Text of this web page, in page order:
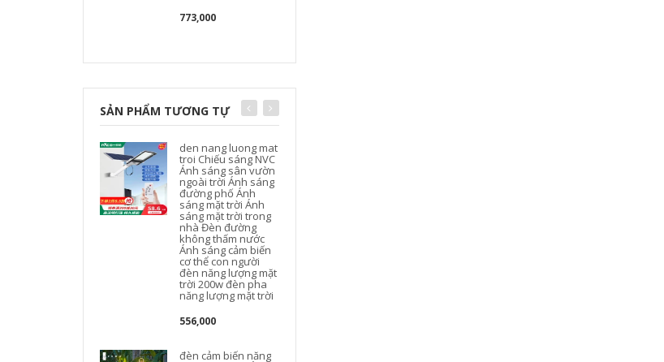
773,000
SẢN PHẨM TƯƠNG TỰ
den nang luong mat
troi Chiếu sáng NVC
Ánh sáng sân vườn
ngoài trời Ánh sáng
đường phố Ánh
sáng mặt trời Ánh
sáng mặt trời trong
nhà Đèn đường
không thấm nước
Ánh sáng cảm biến
cơ thể con người
đèn năng lượng mặt
trời 200w đèn pha
năng lượng mặt trời
556,000
đèn cảm biến năng